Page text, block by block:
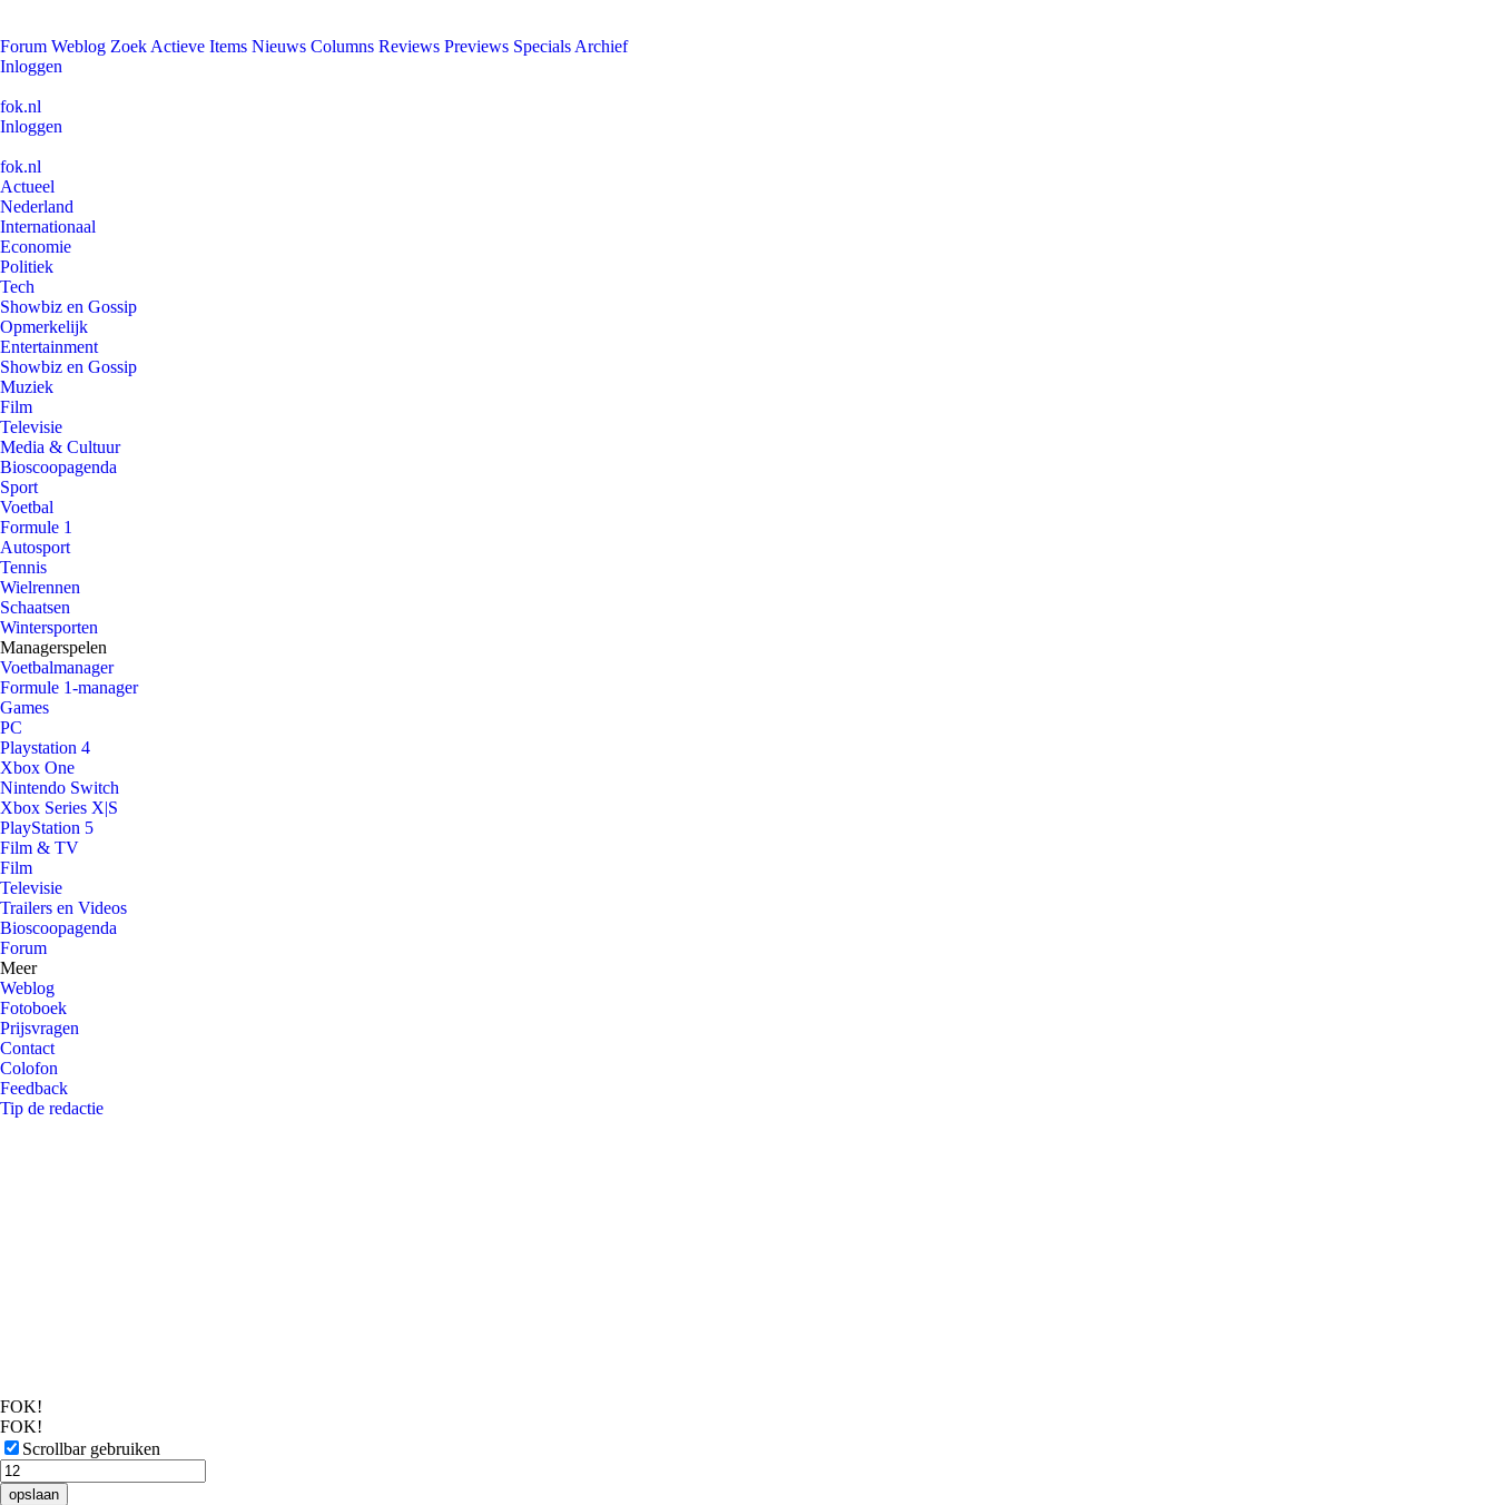
Forum Weblog Zoek Actieve Items Nieuws Columns Reviews Previews Specials Archief
Inloggen
fok.nl
Inloggen
fok.nl
Actueel
Nederland
Internationaal
Economie
Politiek
Tech
Showbiz en Gossip
Opmerkelijk
Entertainment
Showbiz en Gossip
Muziek
Film
Televisie
Media & Cultuur
Bioscoopagenda
Sport
Voetbal
Formule 1
Autosport
Tennis
Wielrennen
Schaatsen
Wintersporten
Managerspelen
Voetbalmanager
Formule 1-manager
Games
PC
Playstation 4
Xbox One
Nintendo Switch
Xbox Series X|S
PlayStation 5
Film & TV
Film
Televisie
Trailers en Videos
Bioscoopagenda
Forum
Meer
Weblog
Fotoboek
Prijsvragen
Contact
Colofon
Feedback
Tip de redactie
FOK!
FOK!
Scrollbar gebruiken
opslaan